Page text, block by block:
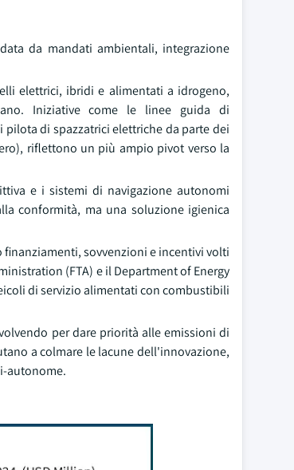
da mandati ambientali, integrazione
elettrici, ibridi e alimentati a idrogeno,
Iniziative come le linee guida di
di spazzatrici elettriche da parte dei
riflettono un più ampio pivot verso la
e i sistemi di navigazione autonomi
conformità, ma una soluzione igienica
sovvenzioni e incentivi volti
(FTA) e il Department of Energy
di servizio alimentati con combustibili
per dare priorità alle emissioni di
a colmare le lacune dell'innovazione,
autonome.